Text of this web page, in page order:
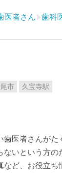
医者さん 歯科
市 久宝寺駅
歯医者さんが
ないという方
ど、お役立ち